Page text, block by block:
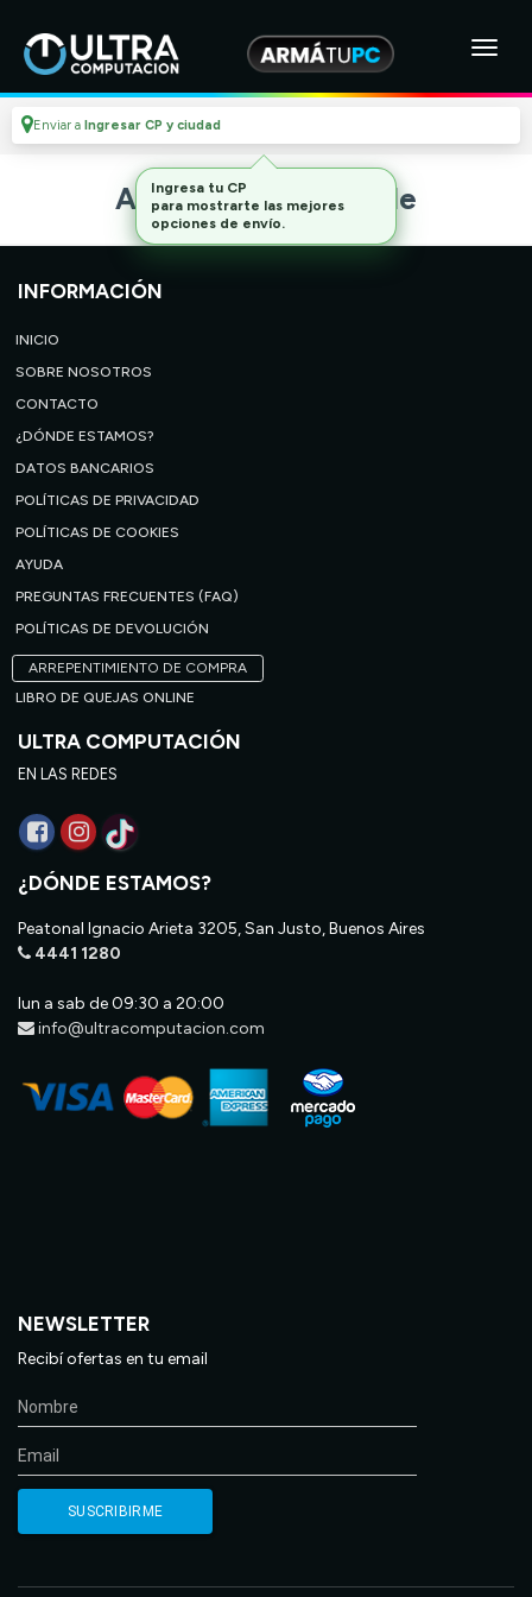
Enviar a Ingresar CP y ciudad
Artículo no disponible
INFORMACIÓN
INICIO
SOBRE NOSOTROS
CONTACTO
¿DÓNDE ESTAMOS?
DATOS BANCARIOS
POLÍTICAS DE PRIVACIDAD
POLÍTICAS DE COOKIES
AYUDA
PREGUNTAS FRECUENTES (FAQ)
POLÍTICAS DE DEVOLUCIÓN
ARREPENTIMIENTO DE COMPRA
LIBRO DE QUEJAS ONLINE
ULTRA COMPUTACIÓN
EN LAS REDES
¿DÓNDE ESTAMOS?
Peatonal Ignacio Arieta 3205, San Justo, Buenos Aires
4441 1280
lun a sab de 09:30 a 20:00
info@ultracomputacion.com
NEWSLETTER
Recibí ofertas en tu email
Ingresa tu CP
para mostrarte las mejores
opciones de envío.